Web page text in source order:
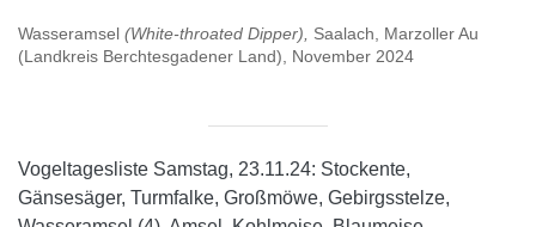
Wasseramsel (White-throated Dipper),
Saalach, Marzoller Au
(Landkreis Berchtesgadener Land), November 2024
Vogeltagesliste Samstag, 23.11.24: Stockente,
Gänsesäger, Turmfalke, Großmöwe, Gebirgsstelze,